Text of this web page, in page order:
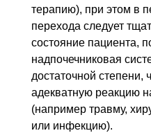
терапию), при этом в
перехода следует
состояние пациента,
надпочечниковая
достаточной степени,
адекватную реакцию
(например травму,
или инфекцию).